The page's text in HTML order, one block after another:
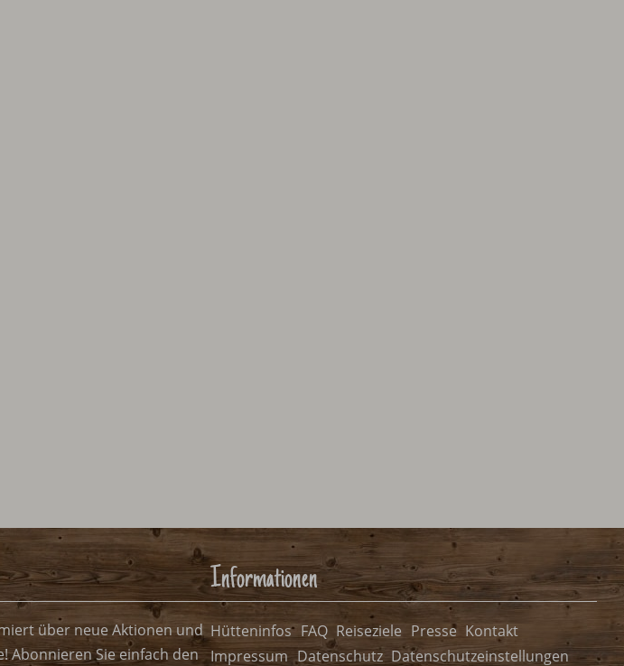
über neue Aktionen und
Abonnieren Sie einfach den
Informationen
Hütteninfos FAQ Reiseziele Presse Kontakt
Impressum Datenschutz Datenschutzeinstellungen